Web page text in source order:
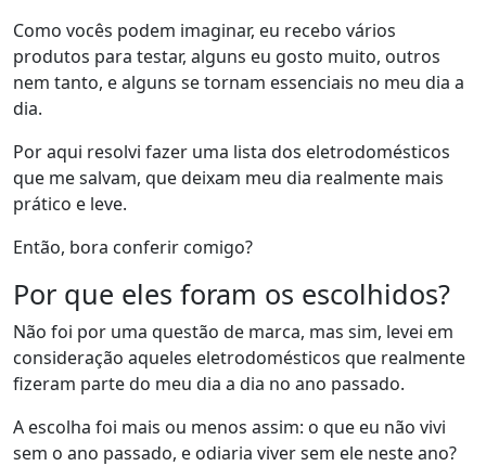
Como vocês podem imaginar, eu recebo vários
produtos para testar, alguns eu gosto muito, outros
nem tanto, e alguns se tornam essenciais no meu dia a
dia.
Por aqui resolvi fazer uma lista dos eletrodomésticos
que me salvam, que deixam meu dia realmente mais
prático e leve.
Então, bora conferir comigo?
Por que eles foram os escolhidos?
Não foi por uma questão de marca, mas sim, levei em
consideração aqueles eletrodomésticos que realmente
fizeram parte do meu dia a dia no ano passado.
A escolha foi mais ou menos assim: o que eu não vivi
sem o ano passado, e odiaria viver sem ele neste ano?